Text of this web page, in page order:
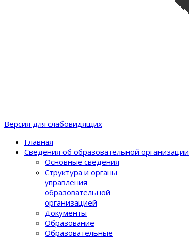
Версия для слабовидящих
Главная
Сведения об образовательной организации
Основные сведения
Структура и органы
управления
образовательной
организацией
Документы
Образование
Образовательные